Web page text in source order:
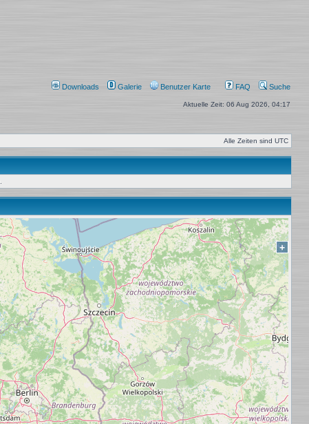
Downloads Galerie Benutzer Karte FAQ Suche
Aktuelle Zeit: 06 Aug 2026, 04:17
Alle Zeiten sind UTC
+